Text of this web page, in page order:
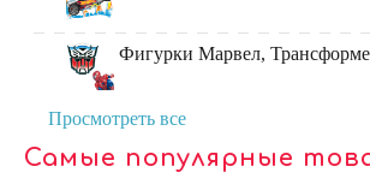
Фигурки Марвел,
Просмотреть все
Самые популярные